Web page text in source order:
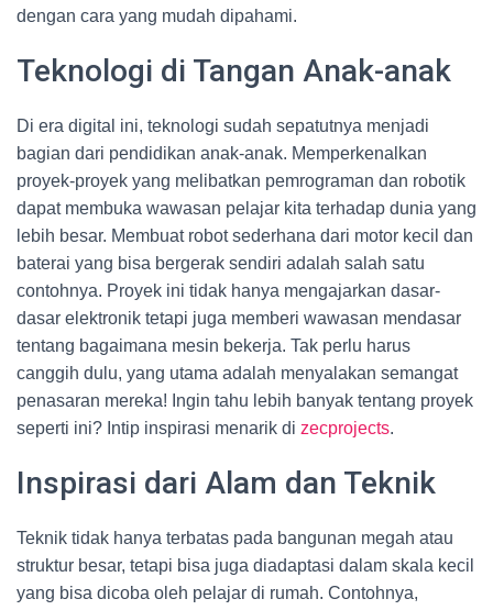
dengan cara yang mudah dipahami.
Teknologi di Tangan Anak-anak
Di era digital ini, teknologi sudah sepatutnya menjadi
bagian dari pendidikan anak-anak. Memperkenalkan
proyek-proyek yang melibatkan pemrograman dan robotik
dapat membuka wawasan pelajar kita terhadap dunia yang
lebih besar. Membuat robot sederhana dari motor kecil dan
baterai yang bisa bergerak sendiri adalah salah satu
contohnya. Proyek ini tidak hanya mengajarkan dasar-
dasar elektronik tetapi juga memberi wawasan mendasar
tentang bagaimana mesin bekerja. Tak perlu harus
canggih dulu, yang utama adalah menyalakan semangat
penasaran mereka! Ingin tahu lebih banyak tentang proyek
seperti ini? Intip inspirasi menarik di zecprojects.
Inspirasi dari Alam dan Teknik
Teknik tidak hanya terbatas pada bangunan megah atau
struktur besar, tetapi bisa juga diadaptasi dalam skala kecil
yang bisa dicoba oleh pelajar di rumah. Contohnya,